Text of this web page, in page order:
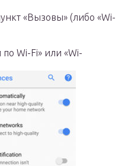
«Вызовы» (либо «Wi-
Wi-Fi» или «Wi-